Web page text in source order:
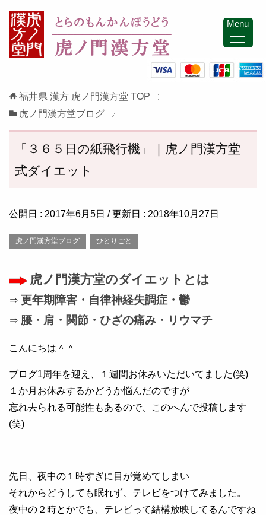
福井県 漢方 虎ノ門漢方堂 TOP
虎ノ門漢方堂ブログ
「３６５日の紙飛行機」｜虎ノ門漢方堂
式ダイエット
公開日 : 2017年6月5日 / 更新日 : 2018年10月27日
虎ノ門漢方堂ブログ ひとりごと
虎ノ門漢方堂のダイエットとは
⇒ 更年期障害・自律神経失調症・鬱
⇒ 腰・肩・関節・ひざの痛み・リウマチ
こんにちは＾＾
ブログ1周年を迎え、１週間お休みいただいてました(笑)
１か月お休みするかどうか悩んだのですが
忘れ去られる可能性もあるので、このへんで投稿します
(笑)
先日、夜中の１時すぎに目が覚めてしまい
それからどうしても眠れず、テレビをつけてみました。
夜中の２時とかでも、テレビって結構放映してるんですね
Menu